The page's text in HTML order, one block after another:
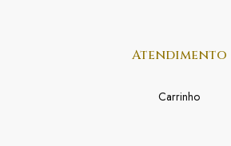
Atendimento
Carrinho